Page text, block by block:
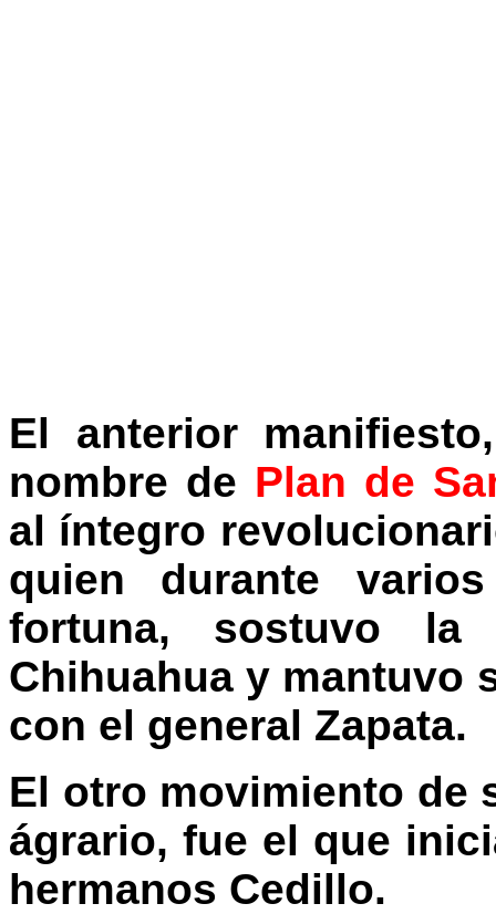
El anterior
nombre de Plan de
al íntegro
quien durante
fortuna, sostuvo
Chihuahua y mantuvo
con el general Zapata.
El otro movimiento de
ágrario, fue el que
hermanos Cedillo.